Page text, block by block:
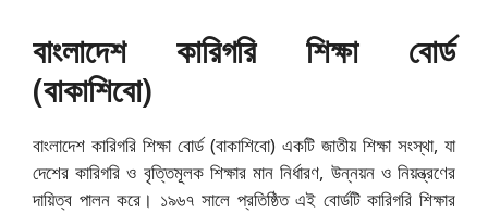
বাংলাদেশ কারিগরি শিক্ষা বোর্ড
(বাকাশিবো)
বাংলাদেশ কারিগরি শিক্ষা বোর্ড (বাকাশিবো) একটি জাতীয় শিক্ষা সংস্থা, যা
দেশের কারিগরি ও বৃত্তিমূলক শিক্ষার মান নির্ধারণ, উন্নয়ন ও নিয়ন্ত্রণের
দায়িত্ব পালন করে। ১৯৬৭ সালে প্রতিষ্ঠিত এই বোর্ডটি কারিগরি শিক্ষার